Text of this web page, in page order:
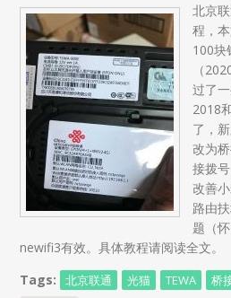
北京
程，
100块
（
过了
2018
了，
改为
接拨
改善
路由
题（
newifi3有效。具体教程请阅读全文。
Tags:
北京联通 光猫 TEWA 桥